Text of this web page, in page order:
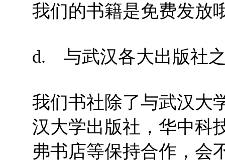
我们的书籍是免费发放
d. 与武汉各大出版社
我们书社除了与武汉大
汉大学出版社，华中科
弗书店等保持合作，会